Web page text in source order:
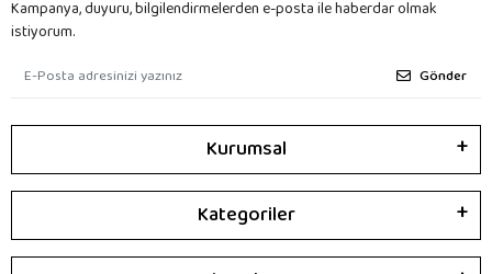
Kampanya, duyuru, bilgilendirmelerden e-posta ile haberdar olmak
istiyorum.
Gönder
Kurumsal
Kategoriler